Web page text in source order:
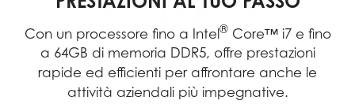
Con un processore fino a Intel®Core™ i7 e fino
a 64GB di memoria DDR5, offre prestazioni
rapide ed efficienti per affrontare anche le
attività aziendali più impegnative.